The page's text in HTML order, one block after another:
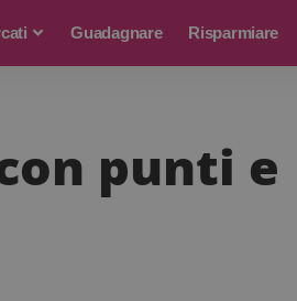
Guadagnare Risparmiare
punti e